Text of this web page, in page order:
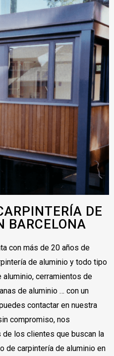
DE
BARCELONA
con más de 20 años de
de aluminio y todo tipo
cerramientos de
de aluminio … con un
contactar en nuestra
compromiso, nos
los clientes que buscan la
de carpintería de aluminio en